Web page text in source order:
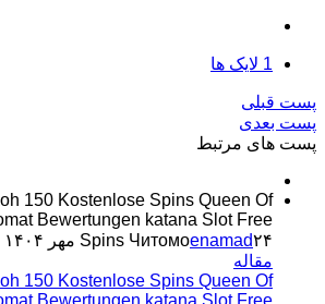
1 لایک ها
پست قبلی
پست بعدی
پست های مرتبط
150 Kostenlose Spins Queen Of
Bewertungen katana Slot Free
Spins Читомоenamad۲۴ مهر ۱۴۰۴
مقاله
150 Kostenlose Spins Queen Of
Bewertungen katana Slot Free